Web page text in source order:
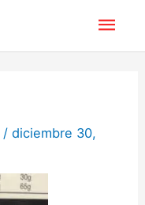
/diciembre 30,